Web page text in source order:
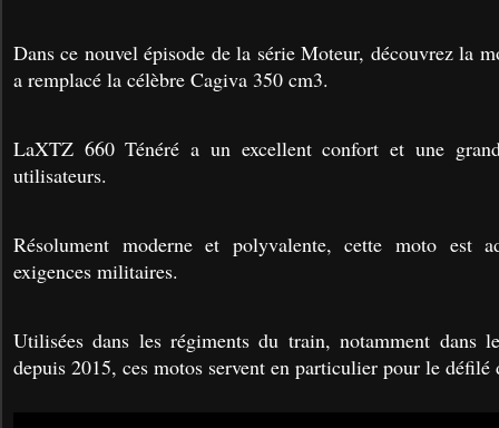
Dans ce nouvel épisode de la série Moteur, découvrez la
a remplacé la célèbre Cagiva 350 cm3.
LaXTZ 660 Ténéré a un excellent confort et une
utilisateurs.
Résolument moderne et polyvalente, cette moto est
exigences militaires.
Utilisées dans les régiments du train, notamment dans
depuis 2015, ces motos servent en particulier pour le